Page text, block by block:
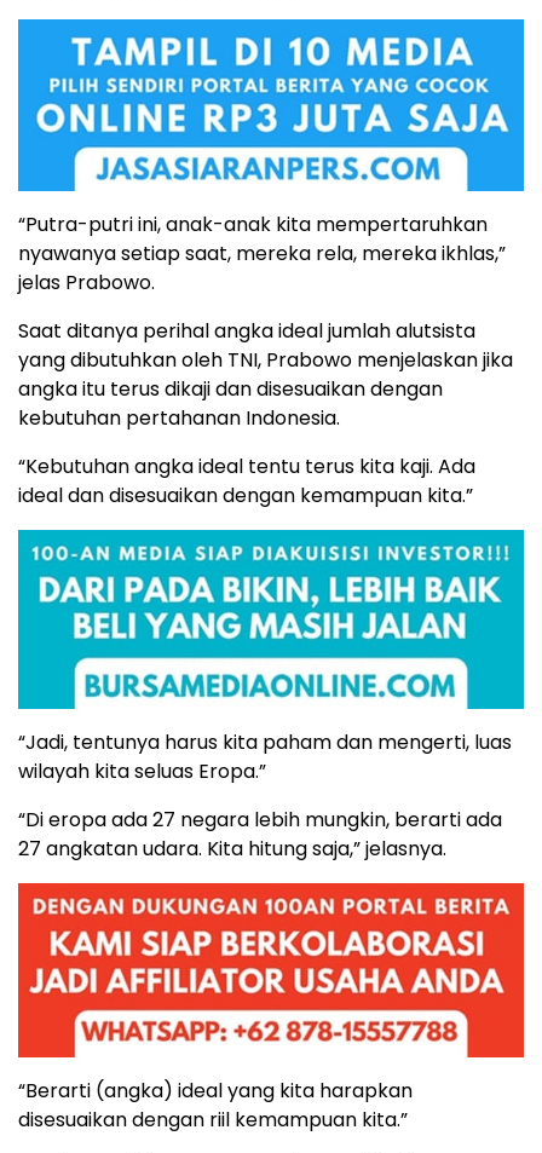
“Putra-putri ini, anak-anak kita mempertaruhkan
nyawanya setiap saat, mereka rela, mereka ikhlas,”
jelas Prabowo.
Saat ditanya perihal angka ideal jumlah alutsista
yang dibutuhkan oleh TNI, Prabowo menjelaskan jika
angka itu terus dikaji dan disesuaikan dengan
kebutuhan pertahanan Indonesia.
“Kebutuhan angka ideal tentu terus kita kaji. Ada
ideal dan disesuaikan dengan kemampuan kita.”
“Jadi, tentunya harus kita paham dan mengerti, luas
wilayah kita seluas Eropa.”
“Di eropa ada 27 negara lebih mungkin, berarti ada
27 angkatan udara. Kita hitung saja,” jelasnya.
“Berarti (angka) ideal yang kita harapkan
disesuaikan dengan riil kemampuan kita.”